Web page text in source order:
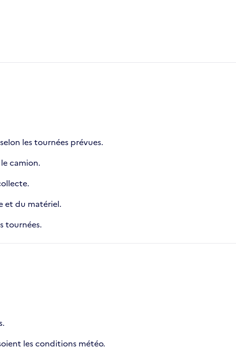
les tournées prévues.
camion.
et du matériel.
tournées.
les conditions météo.